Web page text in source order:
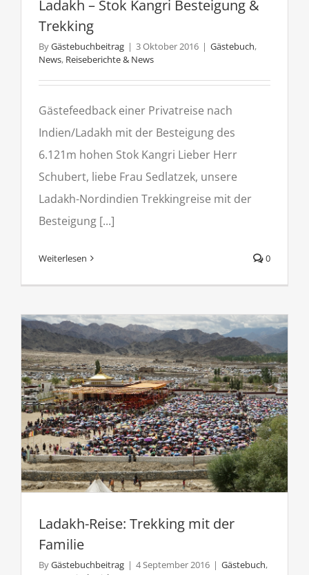
Ladakh – Stok Kangri Besteigung &
Trekking
ByGästebuchbeitrag | 3 Oktober 2016 | Gästebuch,
News, Reiseberichte & News
Gästefeedback einer Privatreise nach
Indien/Ladakh mit der Besteigung des
6.121m hohen Stok Kangri Lieber Herr
Schubert, liebe Frau Sedlatzek, unsere
Ladakh-Nordindien Trekkingreise mit der
Besteigung [...]
Weiterlesen 0
Ladakh-Reise: Trekking mit der
Familie
ByGästebuchbeitrag | 4 September 2016 | Gästebuch,